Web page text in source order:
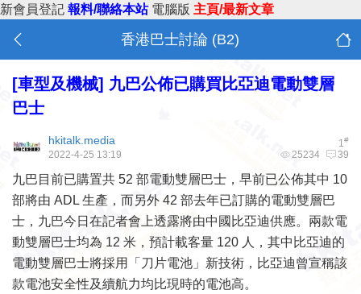
新會員登記 報料/聯絡本站 電腦版 主頁/最新文章
香港巴士討論 (B2)
[車型及機械] 九巴公佈已購買比亞迪電動雙層
巴士
1#
hkitalk.media
25234 39
2022-4-25 13:19
九巴目前已購置共 52 部電動雙層巴士，早前已公佈其中 10
部將由 ADL 生產，而另外 42 部去年已訂購的電動雙層巴
士，九巴今日在記者會上透露將由中國比亞迪供應。兩款電
動雙層巴士均為 12 米，預計載客量 120 人，其中比亞迪的
電動雙層巴士將採用「刀片電池」新技術，比亞迪曾宣稱該
款電池安全性及續航力均比現時的電池高。